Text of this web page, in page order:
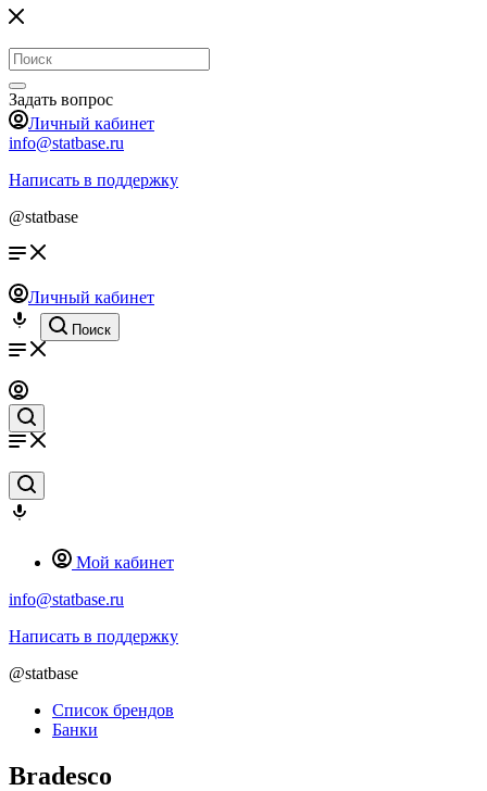
Задать вопрос
Личный кабинет
info@statbase.ru
Написать в поддержку
@statbase
Личный кабинет
Поиск
Мой кабинет
info@statbase.ru
Написать в поддержку
@statbase
Список брендов
Банки
Bradesco